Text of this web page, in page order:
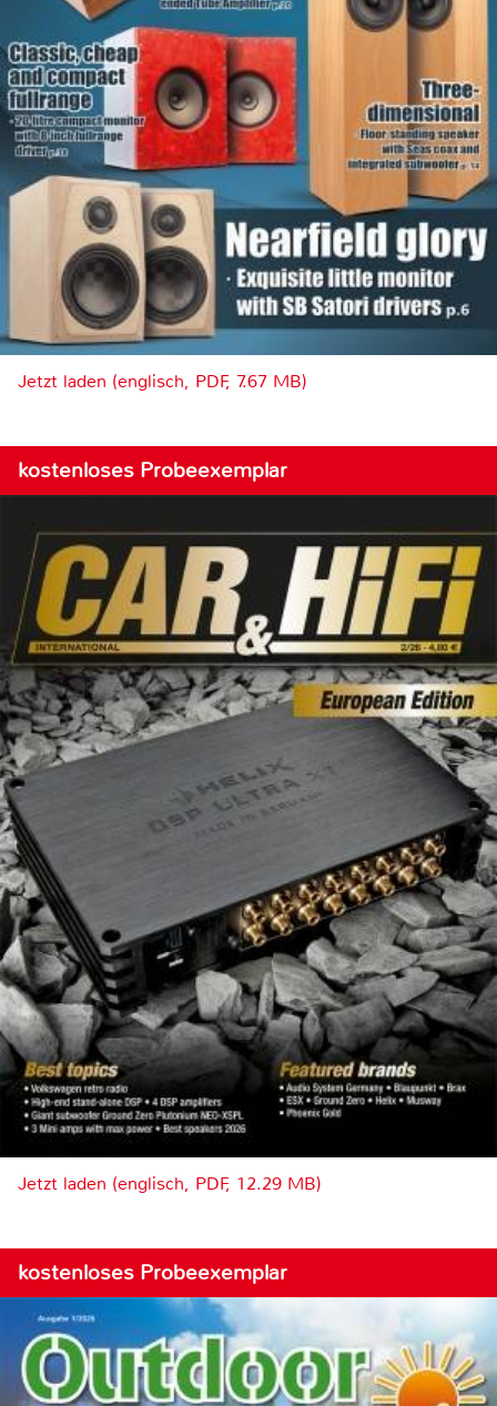
Jetzt laden (englisch, PDF, 7.67 MB)
kostenloses Probeexemplar
Jetzt laden (englisch, PDF, 12.29 MB)
kostenloses Probeexemplar